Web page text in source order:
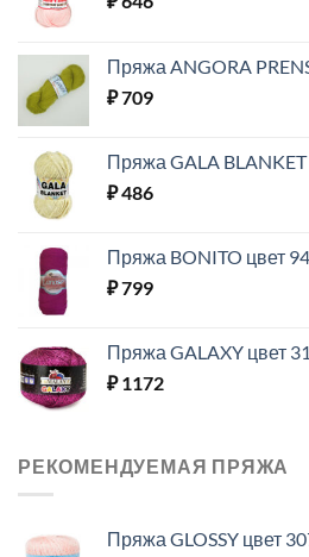
Пряжа ANGORA
₽709
Пряжа GALA BLANKET
₽486
Пряжа BONITO цвет
₽799
Пряжа GALAXY цвет
₽1172
РЕКОМЕНДУЕМАЯ ПРЯЖА
Пряжа GLOSSY цвет